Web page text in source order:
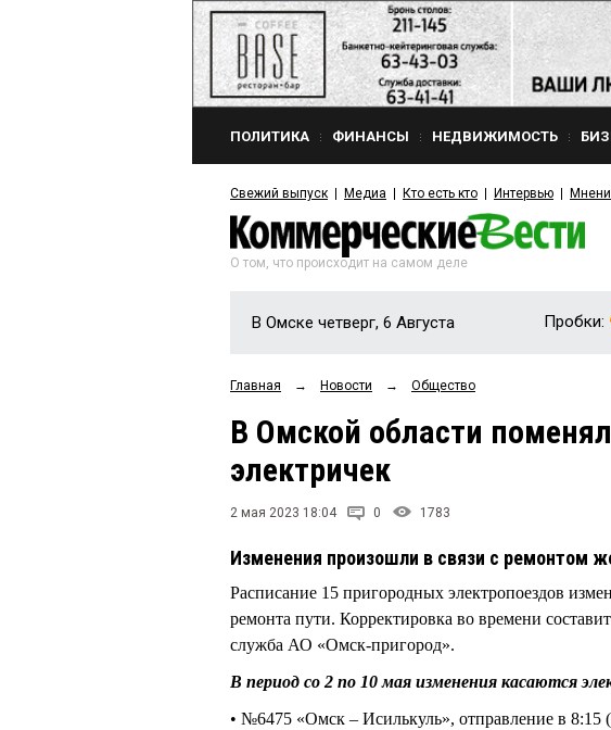
ПОЛИТИКА ФИНАНСЫ НЕДВИЖИМОСТЬ
Свежий выпуск Медиа Кто есть кто Интервью
О том, что происходит на самом деле
В Омске четверг, 6 Августа Пробки:
Главная → Новости → Общество
В Омской области
электричек
2 мая 2023 18:04 0 1783
Изменения произошли в связи с ремонтом
Расписание 15 пригородных электропоездов
ремонта пути. Корректировка во времени
служба АО «Омск-пригород».
В период со 2 по 10 мая изменения касаются
• №6475 «Омск – Исилькуль», отправление в